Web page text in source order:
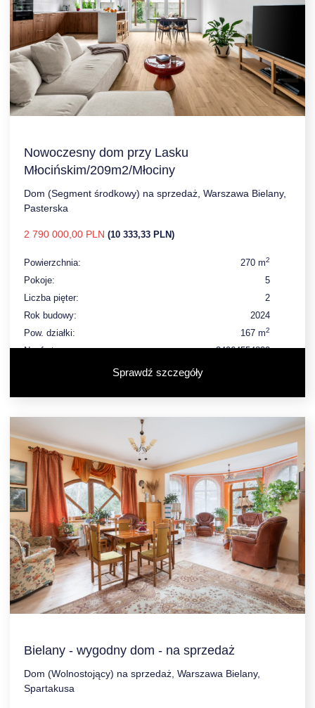
Nowoczesny dom przy Lasku
Młocińskim/209m2/Młociny
Dom (Segment środkowy) na sprzedaż, Warszawa Bielany,
Pasterska
2 790 000,00 PLN (10 333,33 PLN)
Powierzchnia: 270 m2
Pokoje:
5
Liczba pięter:
2
Rok budowy:
2024
Pow. działki:
167 m2
Nr oferty: 34964554832
Sprawdź szczegóły
Bielany - wygodny dom - na sprzedaż
Dom (Wolnostojący) na sprzedaż, Warszawa Bielany,
Spartakusa